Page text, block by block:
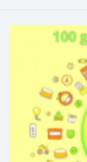
Quotidiennes
Gestes
Simples
500€